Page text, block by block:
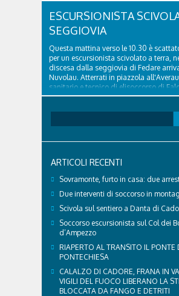
ESCURSIONISTA
SEGGIOVIA
Questa mattina verso le 10.30 è
per un escursionista scivolato a terra,
discesa dalla seggiovia di Fedare
Nuvolau. Atterrati in piazzola
sanitario e tecnico di elisoccorso di
raggiunto il 74enne di Teolo...
per:
ARTICOLI RECENTI
Sovramonte, furto in casa: due
Due interventi di soccorso in
Scivola sul sentiero a Danta di
Soccorso escursionista sul Col dei
d’Ampezzo
RIAPERTO AL TRANSITO IL PONTE
PONTECHIESA
CALALZO DI CADORE, FRANA IN
VIGILI DEL FUOCO LIBERANO LA
BLOCCATA DA FANGO E DETRITI